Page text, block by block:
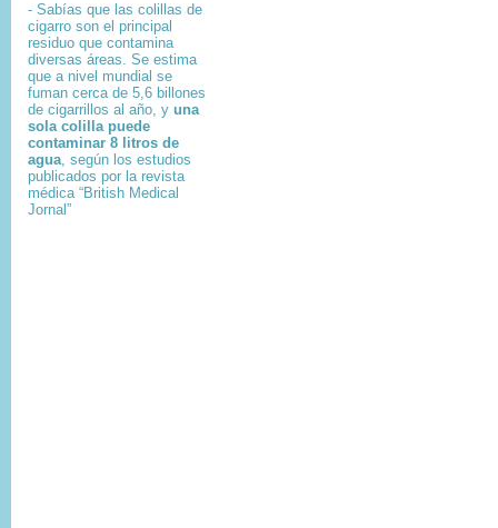
- Sabías que l as colillas de
cigarro son el principal
residuo que contamina
diversas áreas. Se estima
que a nivel mundial se
fuman cerca de 5,6 billones
de cigarrillos al año, y una
sola colilla puede
contaminar 8 litros de
agua, según los estudios
publicados por la revista
médica “British Medical
Jornal”